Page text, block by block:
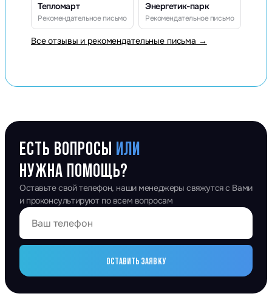
Тепломарт
Рекомендательное письмо
Энергетик-парк
Рекомендательное письмо
Все отзывы и рекомендательные письма →
ЕСТЬ ВОПРОСЫ ИЛИ
НУЖНА ПОМОЩЬ?
Оставьте свой телефон, наши менеджеры свяжутся с Вами
и проконсультируют по всем вопросам
ОСТАВИТЬ ЗАЯВКУ